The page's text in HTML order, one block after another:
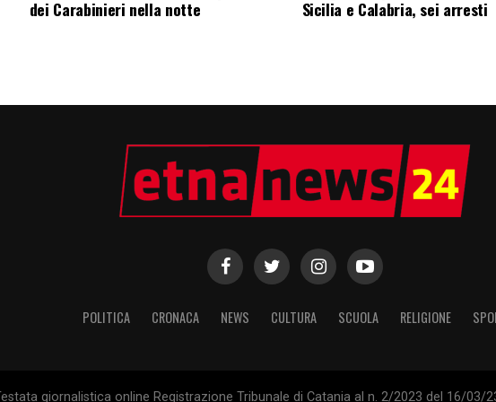
dei Carabinieri nella notte
Sicilia e Calabria, sei arresti
POLITICA CRONACA NEWS CULTURA SCUOLA RELIGIONE
giornalistica online Registrazione Tribunale di Catania al n. 2/2023 del 16/03/